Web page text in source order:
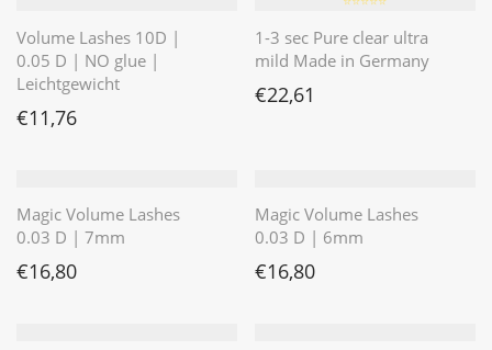
Volume Lashes 10D |
0.05 D | NO glue |
Leichtgewicht
€11,76
1-3 sec Pure clear ultra
mild Made in Germany
€22,61
Magic Volume Lashes
0.03 D | 7mm
€16,80
Magic Volume Lashes
0.03 D | 6mm
€16,80